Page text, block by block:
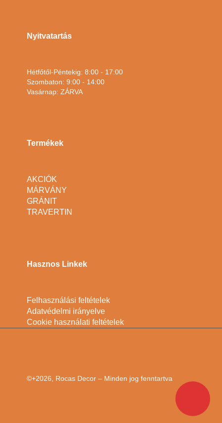
Nyitvatartás
Hétfőtől-Péntekig: 8:00 - 17:00
Szombaton: 9:00 - 14:00
Vasárnap: ZÁRVA
Termékek
AKCIÓK
MÁRVÁNY
GRÁNIT
TRAVERTIN
Hasznos Linkek
Felhasználási feltételek
Adatvédelmi irányelve
Cookie használati feltételek
©+2026, Rocas Decor – Minden jog fenntartva